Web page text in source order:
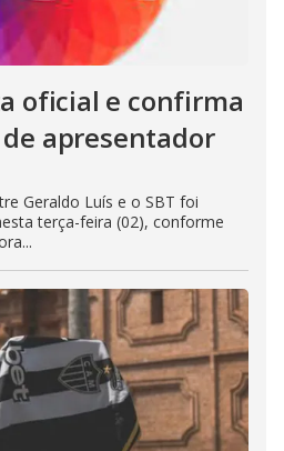
oficial e confirma
apresentador
Geraldo Luís e o SBT foi
terça-feira (02), conforme